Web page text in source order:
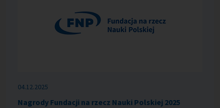
04.12.2025
Nagrody Fundacji na rzecz Nauki Polskiej 2025